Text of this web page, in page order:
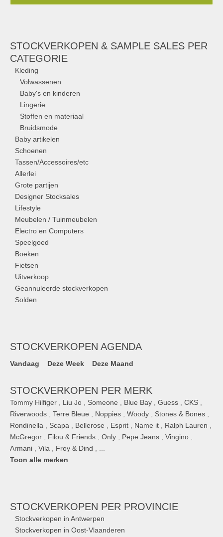
STOCKVERKOPEN & SAMPLE SALES PER
CATEGORIE
Kleding
Volwassenen
Baby's en kinderen
Lingerie
Stoffen en materiaal
Bruidsmode
Baby artikelen
Schoenen
Tassen/Accessoires/etc
Allerlei
Grote partijen
Designer Stocksales
Lifestyle
Meubelen / Tuinmeubelen
Electro en Computers
Speelgoed
Boeken
Fietsen
Uitverkoop
Geannuleerde stockverkopen
Solden
STOCKVERKOPEN AGENDA
Vandaag Deze Week Deze Maand
STOCKVERKOPEN PER MERK
Tommy Hilfiger Liu Jo Someone Blue Bay Guess CKS
Riverwoods
Terre Bleue Noppies Woody Stones & Bones
Rondinella
Scapa Bellerose Esprit Name it Ralph Lauren
McGregor
Filou & Friends Only Pepe Jeans Vingino
Armani
Vila Froy & Dind
Toon alle merken
STOCKVERKOPEN PER PROVINCIE
Stockverkopen in Antwerpen
Stockverkopen in Oost-Vlaanderen